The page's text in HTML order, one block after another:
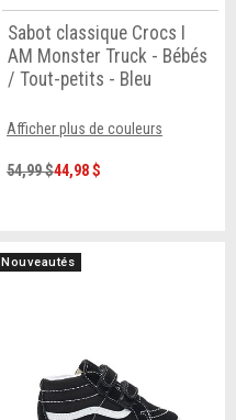
Sabot classique Crocs I
AM Monster Truck - Bébés
/ Tout-petits - Bleu
Afficher plus de couleurs
54,99 $44,98 $
Nouveautés